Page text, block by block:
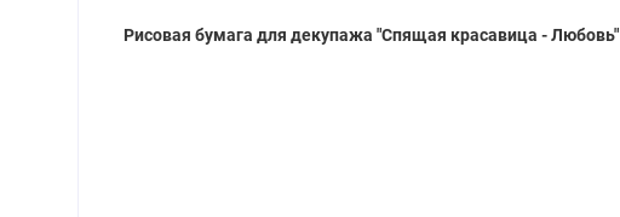
Рисовая бумага для декупажа "Спящая красавица - Любовь"